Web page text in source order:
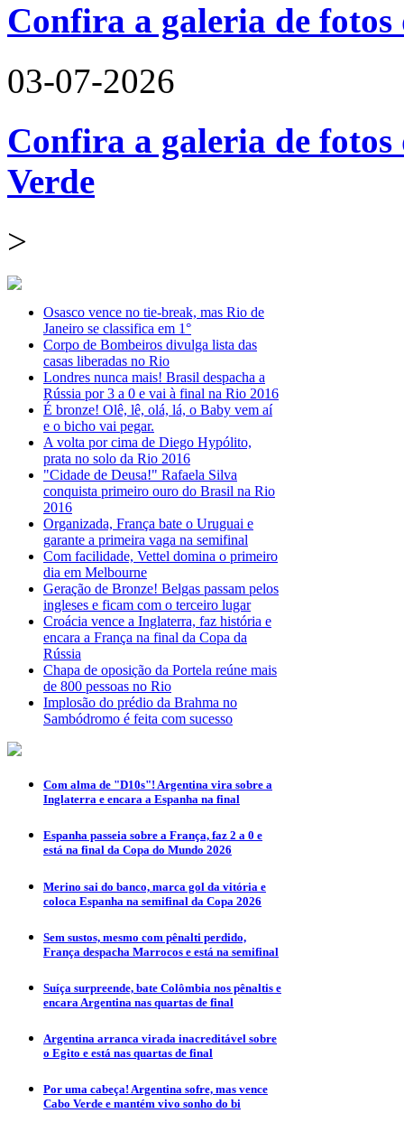
Confira a galeria de
03-07-2026
Confira a galeria de
Verde
>
Osasco vence no tie-break, mas Rio de
Janeiro se classifica em 1°
Corpo de Bombeiros divulga lista das
casas liberadas no Rio
Londres nunca mais! Brasil despacha a
Rússia por 3 a 0 e vai à final na Rio 2016
É bronze! Olê, lê, olá, lá, o Baby vem aí
e o bicho vai pegar.
A volta por cima de Diego Hypólito,
prata no solo da Rio 2016
"Cidade de Deusa!" Rafaela Silva
conquista primeiro ouro do Brasil na Rio
2016
Organizada, França bate o Uruguai e
garante a primeira vaga na semifinal
Com facilidade, Vettel domina o primeiro
dia em Melbourne
Geração de Bronze! Belgas passam pelos
ingleses e ficam com o terceiro lugar
Croácia vence a Inglaterra, faz história e
encara a França na final da Copa da
Rússia
Chapa de oposição da Portela reúne mais
de 800 pessoas no Rio
Implosão do prédio da Brahma no
Sambódromo é feita com sucesso
Com alma de "D10s"! Argentina vira sobre a
Inglaterra e encara a Espanha na final
Espanha passeia sobre a França, faz 2 a 0 e
está na final da Copa do Mundo 2026
Merino sai do banco, marca gol da vitória e
coloca Espanha na semifinal da Copa 2026
Sem sustos, mesmo com pênalti perdido,
França despacha Marrocos e está na semifinal
Suíça surpreende, bate Colômbia nos pênaltis e
encara Argentina nas quartas de final
Argentina arranca virada inacreditável sobre
o Egito e está nas quartas de final
Por uma cabeça! Argentina sofre, mas vence
Cabo Verde e mantém vivo sonho do bi